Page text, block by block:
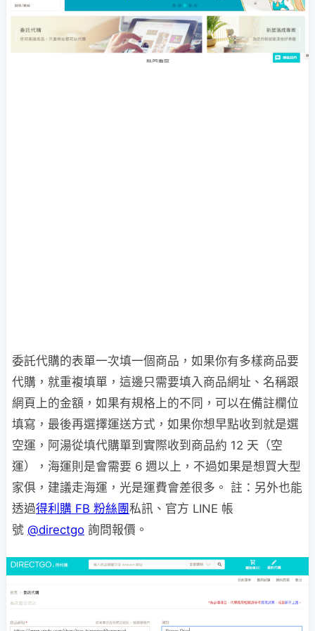
委託代購的表單一次填一個商品，如果你有多樣商品要
代購，就重複填單，這邊只需要填入商品網址、名稱跟
網頁上的金額，如果有規格上的不同，可以在備註欄位
填寫，最後再選擇運送方式，如果你想早點收到就是選
空運，阿湯從填代購單到實際收到商品約 12 天（空
運），海運則是會需要 6 週以上，不過如果是想買大型
家俱，建議走海運，光是運費會差很多。 註：另外也能
透過得利購 FB 粉絲團私訊、官方 LINE 帳
號 @directgo 詢問報價。